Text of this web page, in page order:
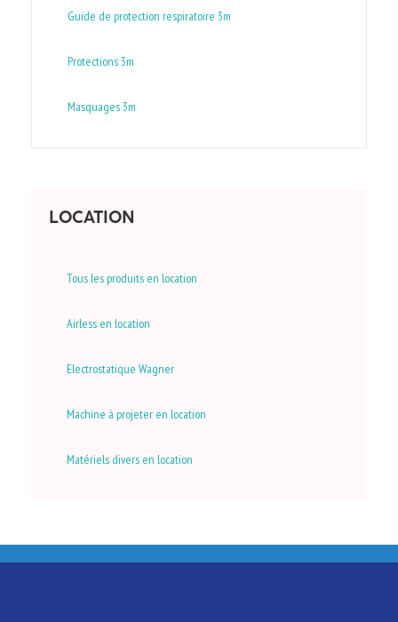
Guide de protection respiratoire 3m
Protections 3m
Masquages 3m
LOCATION
Tous les produits en location
Airless en location
Electrostatique Wagner
Machine à projeter en location
Matériels divers en location